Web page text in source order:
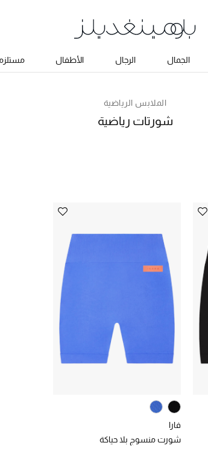
الجمال الرجال الأطفال
الملابس الرياضية
شورتات رياضية
فارا
شورت منسوج بلا حياكة